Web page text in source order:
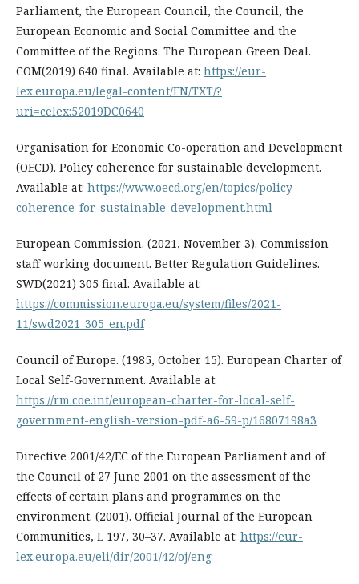
Parliament, the European Council, the Council, the
European Economic and Social Committee and the
Committee of the Regions. The European Green Deal.
COM(2019) 640 final. Available at: https://eur-
lex.europa.eu/legal-content/EN/TXT/?
uri=celex:52019DC0640
Organisation for Economic Co-operation and Development
(OECD). Policy coherence for sustainable development.
Available at: https://www.oecd.org/en/topics/policy-
coherence-for-sustainable-development.html
European Commission. (2021, November 3). Commission
staff working document. Better Regulation Guidelines.
SWD(2021) 305 final. Available at:
https://commission.europa.eu/system/files/2021-
11/swd2021_305_en.pdf
Council of Europe. (1985, October 15). European Charter of
Local Self-Government. Available at:
https://rm.coe.int/european-charter-for-local-self-
government-english-version-pdf-a6-59-p/16807198a3
Directive 2001/42/EC of the European Parliament and of
the Council of 27 June 2001 on the assessment of the
effects of certain plans and programmes on the
environment. (2001). Official Journal of the European
Communities, L 197, 30–37. Available at: https://eur-
lex.europa.eu/eli/dir/2001/42/oj/eng